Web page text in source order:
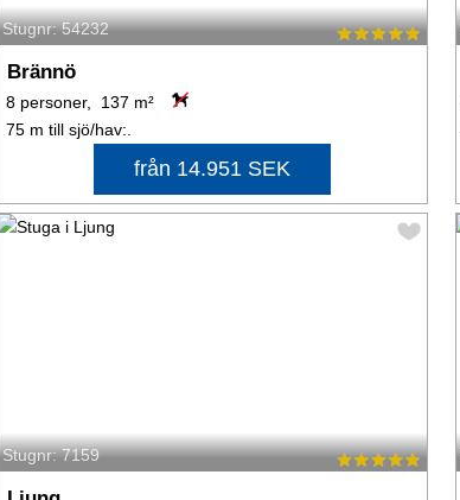
Stugnr: 54232
Brännö
8 personer, 137 m²
75 m till sjö/hav:.
från 14.951 SEK
Stugnr: 7159